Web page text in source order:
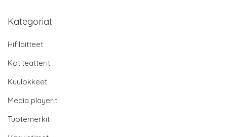
Kategoriat
Hifilaitteet
Kotiteatterit
Kuulokkeet
Media playerit
Tuotemerkit